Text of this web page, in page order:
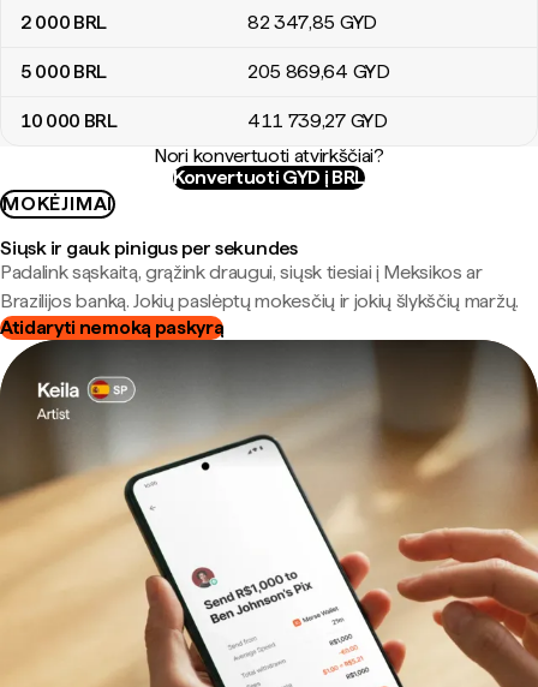
2 000 BRL 82 347,85 GYD
5 000 BRL 205 869,64 GYD
10 000 BRL 411 739,27 GYD
Nori konvertuoti atvirkščiai?
Konvertuoti GYD į BRL
MOKĖJIMAI
Siųsk ir gauk pinigus per sekundes
Padalink sąskaitą, grąžink draugui, siųsk tiesiai į Meksikos ar
Brazilijos banką. Jokių paslėptų mokesčių ir jokių šlykščių maržų.
Atidaryti nemoką paskyrą